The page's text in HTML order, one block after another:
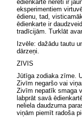
ēdienkartē nereti ir
eksperimentiem
ēdienu, tad,
ēdienkarte ir
tradīcijām. Turklāt
Izvēle: dažādu tautu
dārzeņi.
ZIVIS
Jūtīga zodiaka zīme.
Zivīm negaršo vai
Zivīm nepatīk smaga
labprāt savā
neliela daudzuma
viņām piemīt radoša